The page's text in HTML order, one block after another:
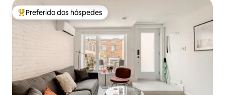
Entre os melhores preferidos dos hóspedes
Preferido dos hóspedes